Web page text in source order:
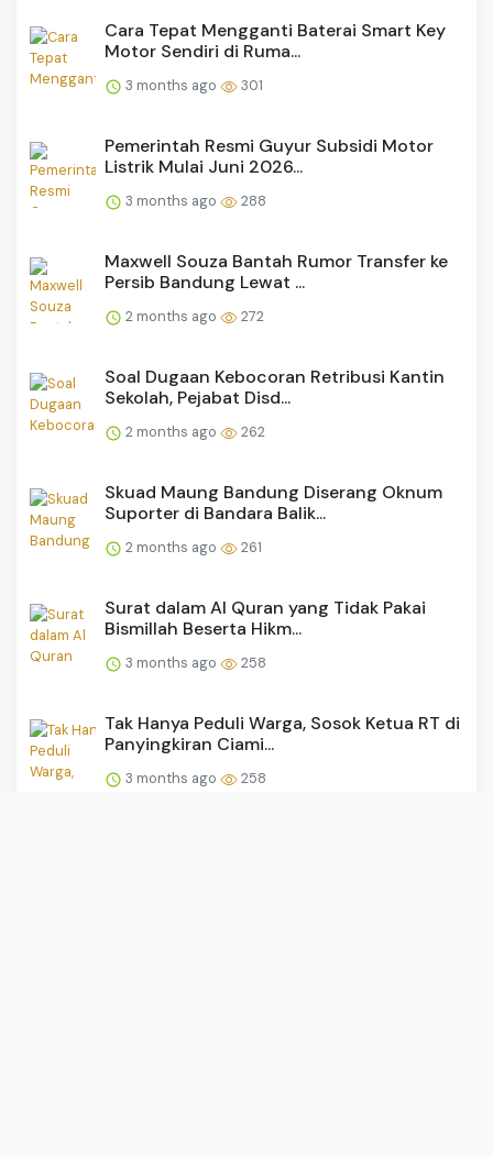
Cara Tepat Mengganti Baterai Smart Key
Motor Sendiri di Ruma...
3 months ago 301
Pemerintah Resmi Guyur Subsidi Motor
Listrik Mulai Juni 2026...
3 months ago 288
Maxwell Souza Bantah Rumor Transfer ke
Persib Bandung Lewat ...
2 months ago 272
Soal Dugaan Kebocoran Retribusi Kantin
Sekolah, Pejabat Disd...
2 months ago 262
Skuad Maung Bandung Diserang Oknum
Suporter di Bandara Balik...
2 months ago 261
Surat dalam Al Quran yang Tidak Pakai
Bismillah Beserta Hikm...
3 months ago 258
Tak Hanya Peduli Warga, Sosok Ketua RT di
Panyingkiran Ciami...
3 months ago 258